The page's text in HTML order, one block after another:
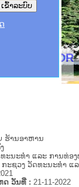
ນນ
ຮ້ານອາຫານ
ະນະທຳ ແລະ ການທ່ອ
ກະຊວງ ວັດທະນະທຳ ແ
ດ ວັນທີ່ : 21-11-2022